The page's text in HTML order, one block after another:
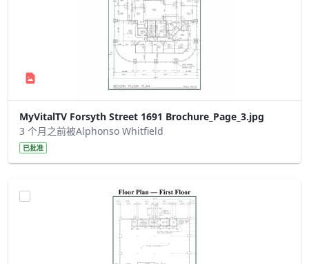
MyVitalTV Forsyth Street 1691 Brochure_Page_3.jpg
3 个月之前被Alphonso Whitfield
已批准